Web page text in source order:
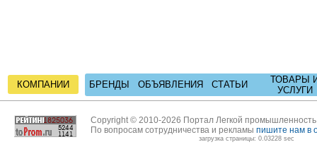
КОМПАНИИ БРЕНДЫ ОБЪЯВЛЕНИЯ СТАТЬИ
ТОВАРЫ
УСЛУГИ
Copyright © 2010-2026 Портал Легкой
По вопросам сотрудничества и рекламы пишите нам в
загрузка страницы: 0.03228 sec